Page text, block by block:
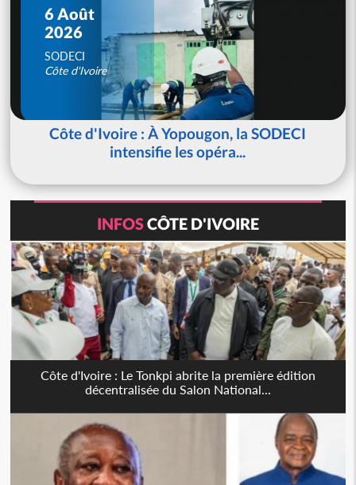
6 Août
2026
SODECI
Côte d'Ivoire
Côte d'Ivoire : À Yopougon, la SODECI
intensifie les opéra...
INFOSCÔTE D'IVOIRE
Côte d'Ivoire : Le Tonkpi abrite la première édition
décentralisée du Salon National...